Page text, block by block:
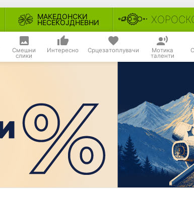
МАКЕДОНСКИ
НЕСЕКОЈДНЕВНИ
Смешни
слики
Интересно Срцезатоплувачи Мотика
таленти